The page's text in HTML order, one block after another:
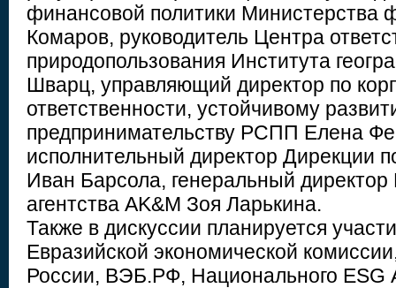
финансовой политики Министерства
Комаров, руководитель Центра
природопользования Института
Шварц, управляющий директор по
ответственности, устойчивому
предпринимательству РСПП Елена
исполнительный директор Дирекции
Иван Барсола, генеральный директор
агентства AK&M Зоя Ларькина.
Также в дискуссии планируется
Евразийской экономической
России, ВЭБ.РФ, Национального ESG